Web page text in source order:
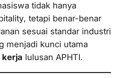
tidak hanya
, tetapi benar-benar
sesuai standar industri
menjadi kunci utama
kerja lulusan APHTI.